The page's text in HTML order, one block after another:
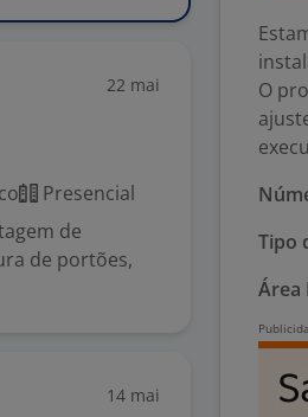
22 mai
Presencial
de
de portões,
14 mai
O
Tipo
Área